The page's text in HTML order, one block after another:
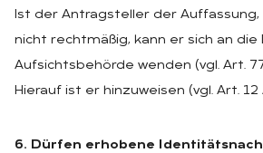
Ist der Antragsteller der
nicht rechtmäßig, kann er sich an
Aufsichtsbehörde wenden (vgl. Art. 77
Hierauf ist er hinzuweisen (vgl. Art. 12
6. Dürfen erhobene